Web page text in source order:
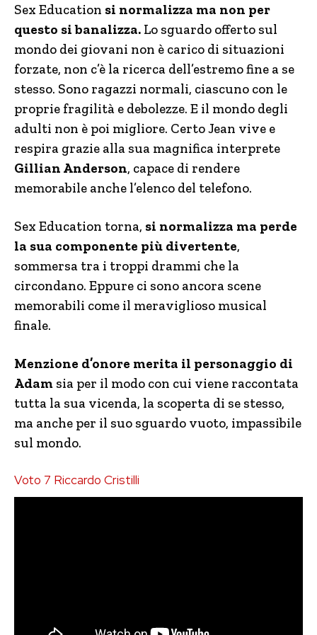
Sex Education si normalizza ma non per
questo si banalizza. Lo sguardo offerto sul
mondo dei giovani non è carico di situazioni
forzate, non c’è la ricerca dell’estremo fine a se
stesso. Sono ragazzi normali, ciascuno con le
proprie fragilità e debolezze. E il mondo degli
adulti non è poi migliore. Certo Jean vive e
respira grazie alla sua magnifica interprete
Gillian Anderson, capace di rendere
memorabile anche l’elenco del telefono.
Sex Education torna, si normalizza ma perde
la sua componente più divertente,
sommersa tra i troppi drammi che la
circondano. Eppure ci sono ancora scene
memorabili come il meraviglioso musical
finale.
Menzione d’onore merita il personaggio di
Adam sia per il modo con cui viene raccontata
tutta la sua vicenda, la scoperta di se stesso,
ma anche per il suo sguardo vuoto, impassibile
sul mondo.
Voto 7 Riccardo Cristilli